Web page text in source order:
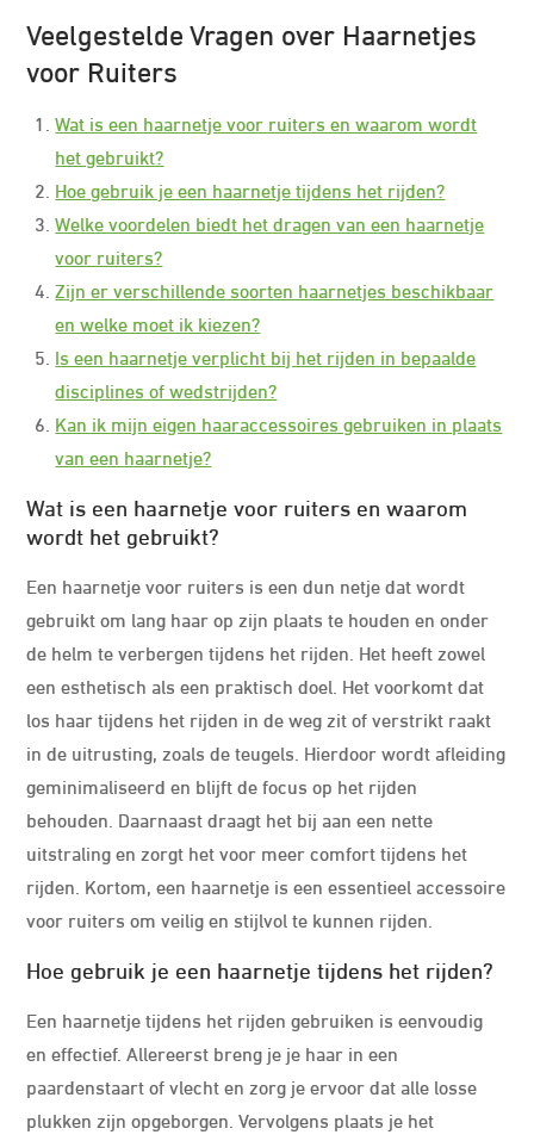
Veelgestelde Vragen over Haarnetjes
voor Ruiters
Wat is een haarnetje voor ruiters en waarom wordt
het gebruikt?
Hoe gebruik je een haarnetje tijdens het rijden?
Welke voordelen biedt het dragen van een haarnetje
voor ruiters?
Zijn er verschillende soorten haarnetjes beschikbaar
en welke moet ik kiezen?
Is een haarnetje verplicht bij het rijden in bepaalde
disciplines of wedstrijden?
Kan ik mijn eigen haaraccessoires gebruiken in plaats
van een haarnetje?
Wat is een haarnetje voor ruiters en waarom
wordt het gebruikt?
Een haarnetje voor ruiters is een dun netje dat wordt
gebruikt om lang haar op zijn plaats te houden en onder
de helm te verbergen tijdens het rijden. Het heeft zowel
een esthetisch als een praktisch doel. Het voorkomt dat
los haar tijdens het rijden in de weg zit of verstrikt raakt
in de uitrusting, zoals de teugels. Hierdoor wordt afleiding
geminimaliseerd en blijft de focus op het rijden
behouden. Daarnaast draagt het bij aan een nette
uitstraling en zorgt het voor meer comfort tijdens het
rijden. Kortom, een haarnetje is een essentieel accessoire
voor ruiters om veilig en stijlvol te kunnen rijden.
Hoe gebruik je een haarnetje tijdens het rijden?
Een haarnetje tijdens het rijden gebruiken is eenvoudig
en effectief. Allereerst breng je je haar in een
paardenstaart of vlecht en zorg je ervoor dat alle losse
plukken zijn opgeborgen. Vervolgens plaats je het